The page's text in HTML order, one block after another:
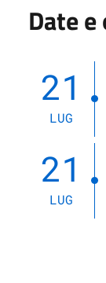
Date
21
LUG
21
LUG